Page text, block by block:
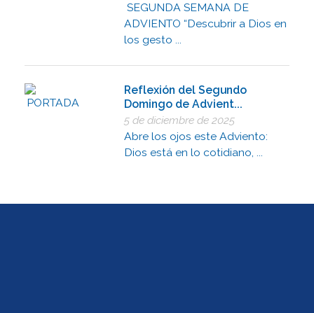
SEGUNDA SEMANA DE
ADVIENTO “Descubrir a Dios en
los gesto ...
Reflexión del Segundo
Domingo de Advient...
5 de diciembre de 2025
Abre los ojos este Adviento:
Dios está en lo cotidiano, ...